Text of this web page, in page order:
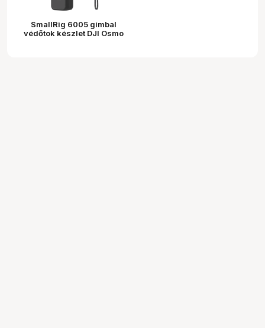
SmallRig 6005 gimbal
védőtok készlet DJI Osmo